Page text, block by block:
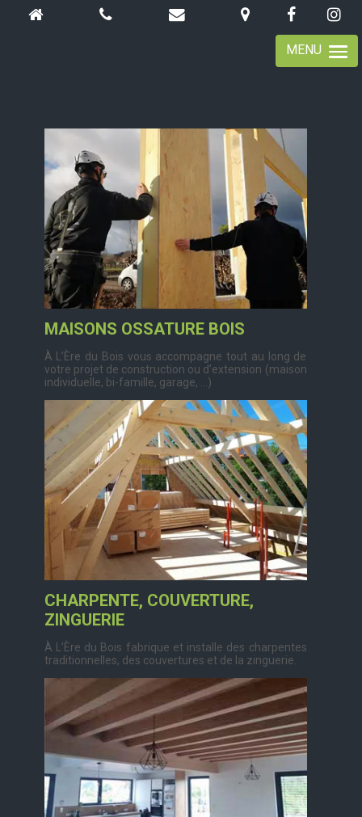
MENU
MAISONS OSSATURE BOIS
À L’Ère du Bois vous accompagne tout au long de
votre projet de construction ou d’extension (maison
individuelle, bi-famille, garage, …)
CHARPENTE, COUVERTURE,
ZINGUERIE
À L’Ère du Bois fabrique et installe des charpentes
traditionnelles, des couvertures et de la zinguerie.